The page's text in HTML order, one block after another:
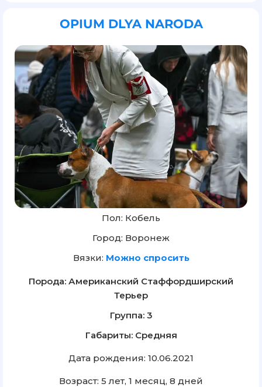
OPIUM DLYA NARODA
Пол: Кобель
Город: Воронеж
Вязки: Можно спросить
Порода: Американский Стаффордширский
Терьер
Группа: 3
Габариты: Средняя
Дата рождения: 10.06.2021
Возраст: 5 лет, 1 месяц, 8 дней